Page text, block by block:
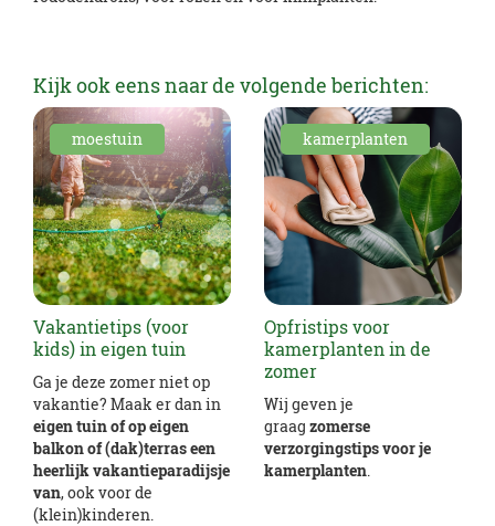
Kijk ook eens naar de volgende berichten:
moestuin
Vakantietips (voor
kids) in eigen tuin
Ga je deze zomer niet op
vakantie? Maak er dan in
eigen tuin of op eigen
balkon of (dak)terras een
heerlijk vakantieparadijsje
van, ook voor de
(klein)kinderen.
kamerplanten
Opfristips voor
kamerplanten in de
zomer
Wij geven je
graag zomerse
verzorgingstips voor je
kamerplanten